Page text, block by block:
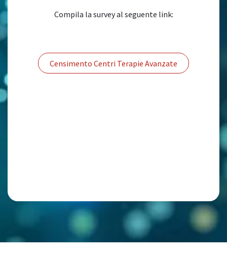
Compila la survey al seguente link:
Censimento Centri Terapie Avanzate